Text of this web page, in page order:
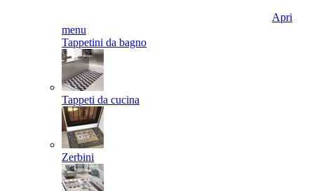
Apri
menu
Tappetini da bagno
Tappeti da cucina
Zerbini